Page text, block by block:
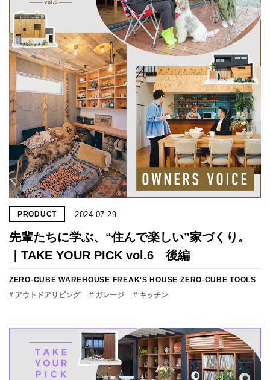
PRODUCT 2024.07.29
先輩たちに学ぶ、“住んで楽しい”家づくり。
｜TAKE YOUR PICK vol.6 後編
ZERO-CUBE WAREHOUSE FREAK'S HOUSE ZERO-CUBE TOOLS
# アウトドアリビング
# ガレージ # キッチン